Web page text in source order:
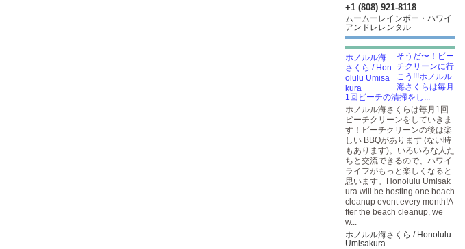
+1 (808) 921-8118
ムームーレインボー・ハワイ
アンドレレンタル
そうだ〜！ビー
チクリーンに行
こう!!!ホノルル
海さくらは毎月
1回ビーチの清掃をし...
ホノルル海さくらは毎月1回
ビーチクリーンをしていきま
す！ビーチクリーンの後は楽
しい BBQがあります (ない時
もあります)。いろいろな人た
ちと交流できるので、ハワイ
ライフがもっと楽しくなると
思います。Honolulu Umisak
ura will be hosting one beach
cleanup event every month!A
fter the beach cleanup, we
w...
ホノルル海さくら / Honolulu
Umisakura